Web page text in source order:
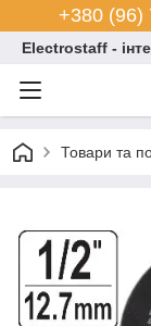
+380 (96)
Electrostaff -
Товари та